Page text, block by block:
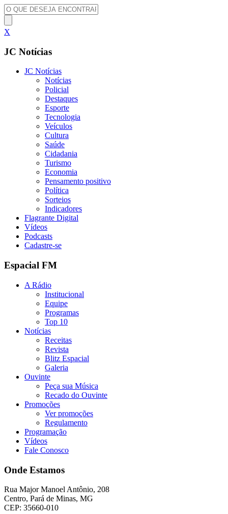
X
JC Notícias
JC Notícias
Notícias
Policial
Destaques
Esporte
Tecnologia
Veículos
Cultura
Saúde
Cidadania
Turismo
Economia
Pensamento positivo
Política
Sorteios
Indicadores
Flagrante Digital
Vídeos
Podcasts
Cadastre-se
Espacial FM
A Rádio
Institucional
Equipe
Programas
Top 10
Notícias
Receitas
Revista
Blitz Espacial
Galeria
Ouvinte
Peça sua Música
Recado do Ouvinte
Promoções
Ver promoções
Regulamento
Programação
Vídeos
Fale Conosco
Onde Estamos
Rua Major Manoel Antônio, 208
Centro, Pará de Minas, MG
CEP: 35660-010